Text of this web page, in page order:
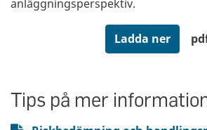
anläggningsperspektiv.
Ladda ner
Tips på mer